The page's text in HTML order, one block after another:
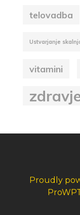
telovadba
Ustvarjanje
vitamini
Proudly